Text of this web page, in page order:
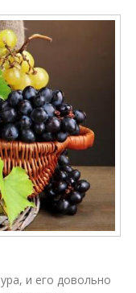
и его довольно